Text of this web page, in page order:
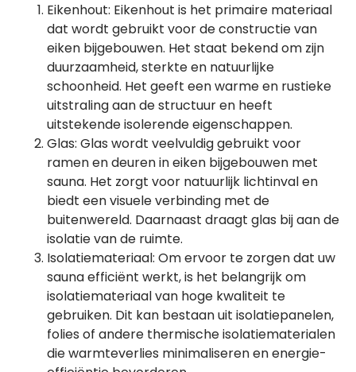
Eikenhout: Eikenhout is het primaire materiaal
dat wordt gebruikt voor de constructie van
eiken bijgebouwen. Het staat bekend om zijn
duurzaamheid, sterkte en natuurlijke
schoonheid. Het geeft een warme en rustieke
uitstraling aan de structuur en heeft
uitstekende isolerende eigenschappen.
Glas: Glas wordt veelvuldig gebruikt voor
ramen en deuren in eiken bijgebouwen met
sauna. Het zorgt voor natuurlijk lichtinval en
biedt een visuele verbinding met de
buitenwereld. Daarnaast draagt glas bij aan de
isolatie van de ruimte.
Isolatiemateriaal: Om ervoor te zorgen dat uw
sauna efficiënt werkt, is het belangrijk om
isolatiemateriaal van hoge kwaliteit te
gebruiken. Dit kan bestaan uit isolatiepanelen,
folies of andere thermische isolatiematerialen
die warmteverlies minimaliseren en energie-